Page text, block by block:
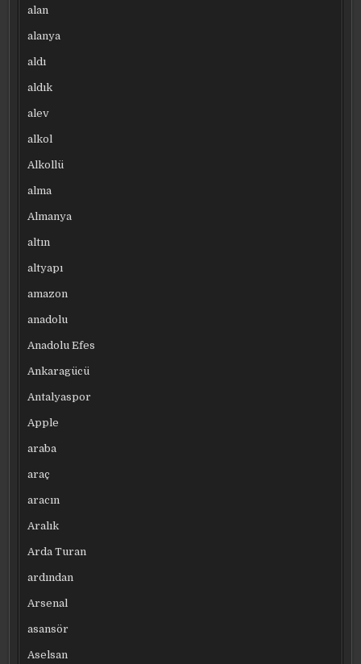
alan
alanya
aldı
aldık
alev
alkol
Alkollü
alma
Almanya
altın
altyapı
amazon
anadolu
Anadolu Efes
Ankaragücü
Antalyaspor
Apple
araba
araç
aracın
Aralık
Arda Turan
ardından
Arsenal
asansör
Aselsan